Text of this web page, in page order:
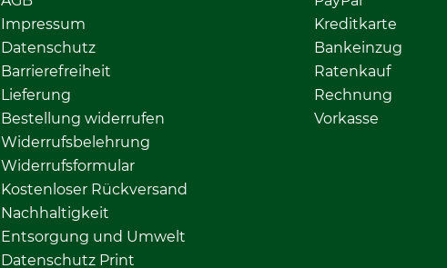
Impressum
Datenschutz
Barrierefreiheit
Lieferung
Bestellung widerrufen
Widerrufsbelehrung
Widerrufsformular
Kostenloser Rückversand
Nachhaltigkeit
Entsorgung und Umwelt
Datenschutz Print
Kreditkarte
Bankeinzug
Ratenkauf
Rechnung
Vorkasse